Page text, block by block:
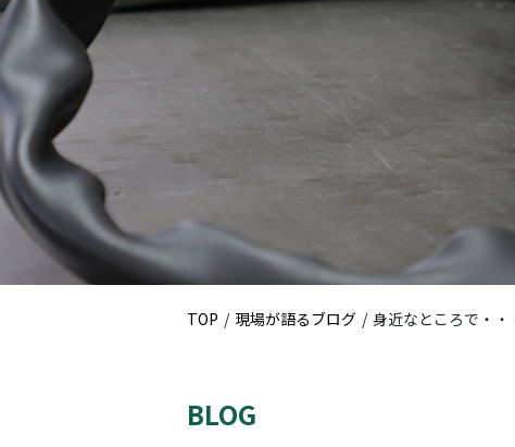
TOP 現場が語るブログ 身近なところで・・
BLOG